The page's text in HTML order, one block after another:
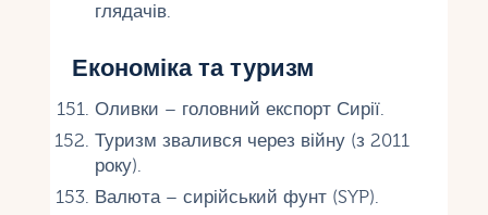
глядачів.
Економіка та туризм
Оливки – головний експорт Сирії.
Туризм звалився через війну (з 2011
року).
Валюта – сирійський фунт (SYP).